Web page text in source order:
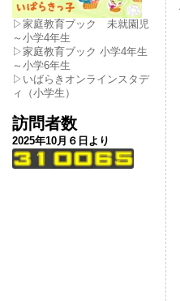
▷家庭教育ブック 未就園児
～小学4年生
▷家庭教育ブック 小学4年生
～小学6年生
▷いばらきオンラインスタデ
ィ（小学生）
訪問者数
2025年10月６日より